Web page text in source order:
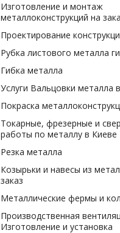
Изготовление и монтаж
металлоконструкций на
Проектирование
Рубка листового металла
Гибка металла
Услуги Вальцовки металла
Покраска
Токарные, фрезерные и
работы по металлу в Киеве
Резка металла
Козырьки и навесы из
заказ
Металлические фермы и
Производственная
Изготовление и установка